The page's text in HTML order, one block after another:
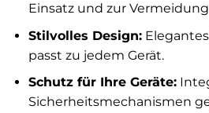
Einsatz und zur
Stilvolles Design:Elegantes
passt zu jedem Gerät.
Schutz für Ihre Geräte:
Sicherheitsmechanismen